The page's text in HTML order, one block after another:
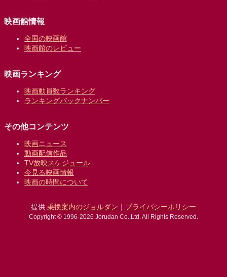
映画館情報
全国の映画館
映画館のレビュー
映画ランキング
映画動員数ランキング
ランキングバックナンバー
その他コンテンツ
映画ニュース
動画配信作品
TV放映スケジュール
今見る映画情報
映画の時間について
提供:乗換案内のジョルダン ｜ プライバシーポリシー
Copyright © 1996-2026 Jorudan Co.,Ltd. All Rights Reserved.